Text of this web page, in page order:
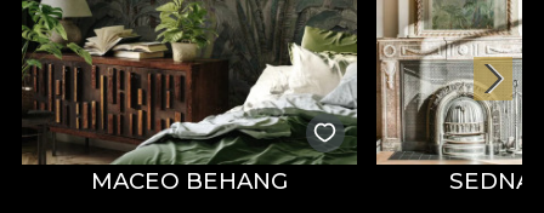
MACEO BEHANG SEDNA